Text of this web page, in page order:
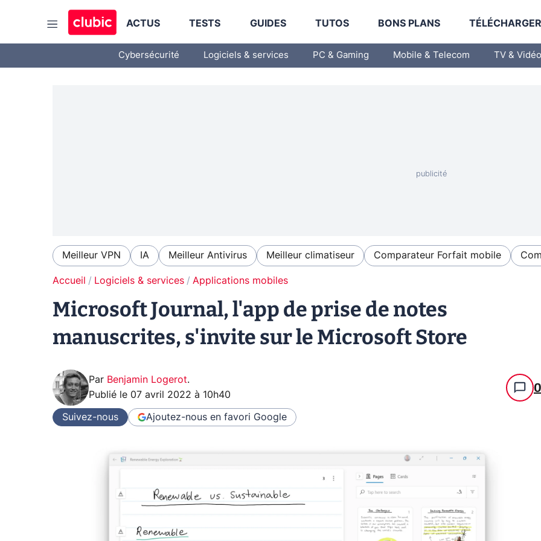
ACTUS TESTS GUIDES TUTOS BONS PLANS
Cybersécurité Logiciels & services PC & Gaming Mobile & Telecom TV & Vidéo
Meilleur VPN IA Meilleur Antivirus Meilleur climatiseur Comparateur Forfait mobile
Accueil Logiciels & services Applications mobiles
Microsoft Journal, l'app de prise de notes
manuscrites, s'invite sur le Microsoft Store
Par Benjamin Logerot.
Publié le 07 avril 2022 à 10h40 0
Suivez-nous Ajoutez-nous en favori Google